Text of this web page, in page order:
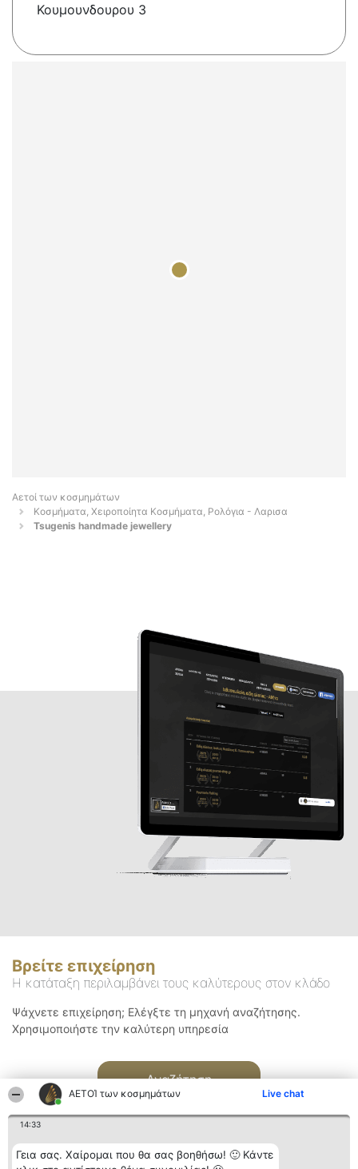
ΑΕΤΟΊ των κοσμημάτων Live chat
14:33
Γεια σας. Χαίρομαι που θα σας βοηθήσω! 🙂 Κάντε
Κουμουνδουρου 3
Αετοί των κοσμημάτων
Κοσμήματα, Χειροποίητα Κοσμήματα, Ρολόγια - Λαρισα
Tsugenis handmade jewellery
Βρείτε επιχείρηση
Η κατάταξη περιλαμβάνει τους καλύτερους στον κλάδο
Ψάχνετε επιχείρηση; Ελέγξτε τη μηχανή αναζήτησης.
Χρησιμοποιήστε την καλύτερη υπηρεσία
Αναζήτηση